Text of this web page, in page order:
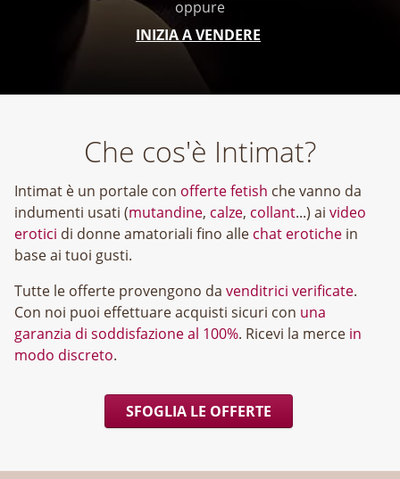
oppure
INIZIA A VENDERE
Che cos'è Intimat?
Intimat è un portale con offerte fetish che vanno da
indumenti usati (mutandine, calze, collant...) ai video
erotici di donne amatoriali fino alle chat erotiche in
base ai tuoi gusti.
Tutte le offerte provengono da venditrici verificate.
Con noi puoi effettuare acquisti sicuri con una
garanzia di soddisfazione al 100%. Ricevi la merce in
modo discreto.
SFOGLIA LE OFFERTE